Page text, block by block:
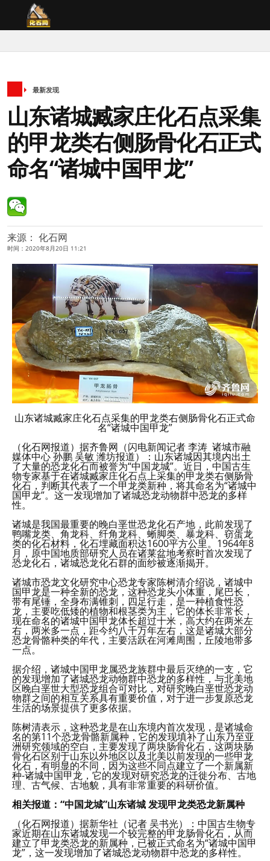
最新发现
山东诸城臧家庄化石点采集
的甲龙类右侧肠骨化石正式
命名“诸城中国甲龙”
来源： 化石网
时间：2020年8月20日 11:21
山东诸城臧家庄化石点采集的甲龙类右侧肠骨化石正式命
名“诸城中国甲龙”
（化石网报道）据齐鲁网（闪电新闻记者 李涛 诸城市融
媒体中心 孙鹏 吴敏 潍坊报道）：山东诸城因其境内出土
了大量的恐龙化石而被誉为“中国龙城”。近日，中国古生
物专家基于在诸城臧家庄化石点上采集的甲龙类右侧肠骨
化石，判断其代表了一个甲龙类新种，将其命名为“诸城中
国甲龙”。这一发现增加了诸城恐龙动物群中恐龙的多样
性。
诸城是我国最重要的晚白垩世恐龙化石产地，此前发现了
鸭嘴龙类、角龙科、纤角龙科、蜥脚类、暴龙科、窃蛋龙
类的化石材料，化石埋藏面积达1600平方公里。1964年8
月，原中国地质部研究人员在诸莱盆地考察时首次发现了
恐龙化石，诸城恐龙化石群的面纱被逐渐揭开。
诸城市恐龙文化研究中心恐龙专家陈树清介绍说，诸城中
国甲龙是一种全新的恐龙，这种恐龙头小体重，尾巴长，
带有尾锤，全身布满锥刺，四足行走，是一种植食性恐
龙，主要吃低矮的植物和根茎类为主，它的体长非常长，
现在命名的诸城中国甲龙体长超过十米，高大约在两米左
右，两米多一点，距今约八千万年左右，这是诸城大部分
恐龙骨骼种类的年代，主要活跃在河滩周围，丘陵地带多
一点。
据介绍，诸城中国甲龙属恐龙族群中最后灭绝的一支，它
的发现增加了诸城恐龙动物群中恐龙的多样性，与北美地
区晚白垩世大型恐龙组合可对比，对研究晚白垩世恐龙动
物群之间的相互关系具有重要价值，对于进一步复原恐龙
生活的场景提供了更多依据。
陈树清表示，这种恐龙是在山东境内首次发现，是诸城命
名的第11个恐龙骨骼新属种，它的发现填补了山东乃至亚
洲研究领域的空白，主要发现了两块肠骨化石，这两块肠
骨化石区别于山东以外地区以及北美以前发现的一些甲龙
化石，有明显的不同，因为这些不同点建立了一个新属新
种-诸城中国甲龙，它的发现对研究恐龙的迁徙分布、古地
理、古气候、古地貌，具有非常重要的科研价值。
相关报道：“中国龙城”山东诸城 发现甲龙类恐龙新属种
（化石网报道）据新华社（记者 吴书光）：中国古生物专
家近期在山东诸城发现一个较完整的甲龙肠骨化石，从而
建立了甲龙类恐龙的新属种，已被正式命名为“诸城中国甲
龙”，这一发现增加了诸城恐龙动物群中恐龙的多样性。